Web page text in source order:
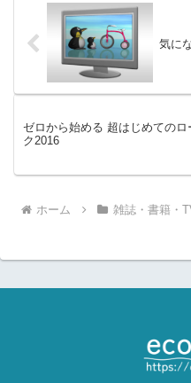
気に
ゼロから始める 超はじめてのロ
ク2016
ホーム 雑誌・書籍・